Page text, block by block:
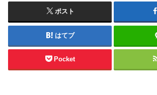
ポスト
はてブ
Pocket